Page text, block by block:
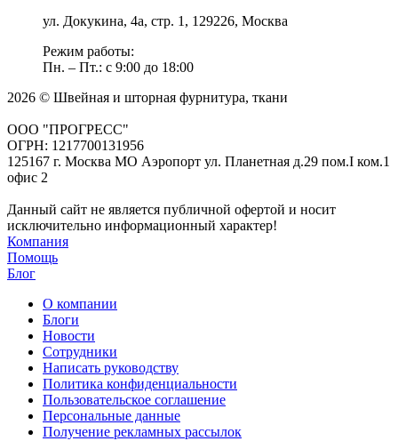
ул. Докукина, 4а, стр. 1, 129226, Москва
Режим работы:
Пн. – Пт.: с 9:00 до 18:00
2026 © Швейная и шторная фурнитура, ткани
ООО "ПРОГРЕСС"
ОГРН: 1217700131956
125167 г. Москва МО Аэропорт ул. Планетная д.29 пом.I ком.1
офис 2
Данный сайт не является публичной офертой и носит
исключительно информационный характер!
Компания
Помощь
Блог
О компании
Блоги
Новости
Сотрудники
Написать руководству
Политика конфиденциальности
Пользовательское соглашение
Персональные данные
Получение рекламных рассылок